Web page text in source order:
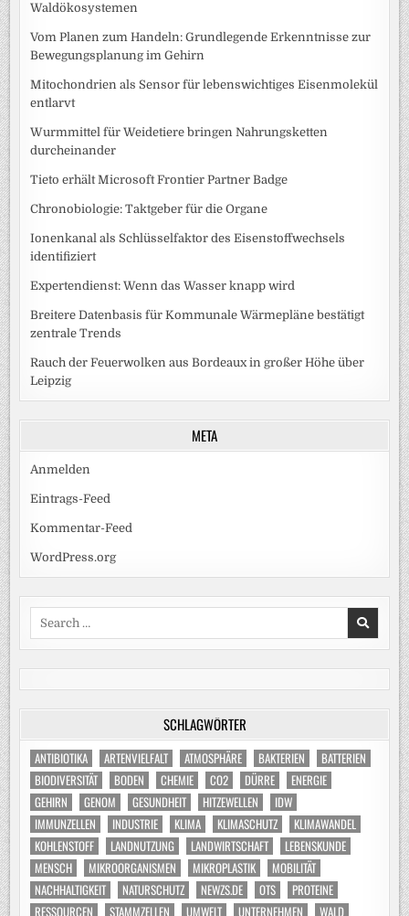
Waldökosystemen
Vom Planen zum Handeln: Grundlegende Erkenntnisse zur
Bewegungsplanung im Gehirn
Mitochondrien als Sensor für lebenswichtiges Eisenmolekül
entlarvt
Wurmmittel für Weidetiere bringen Nahrungsketten
durcheinander
Tieto erhält Microsoft Frontier Partner Badge
Chronobiologie: Taktgeber für die Organe
Ionenkanal als Schlüsselfaktor des Eisenstoffwechsels
identifiziert
Expertendienst: Wenn das Wasser knapp wird
Breitere Datenbasis für Kommunale Wärmepläne bestätigt
zentrale Trends
Rauch der Feuerwolken aus Bordeaux in großer Höhe über
Leipzig
META
Anmelden
Eintrags-Feed
Kommentar-Feed
WordPress.org
Search
SCHLAGWÖRTER
ANTIBIOTIKA ARTENVIELFALT ATMOSPHÄRE BAKTERIEN
BATTERIEN
BIODIVERSITÄT
BODEN CHEMIE CO2 DÜRRE
ENERGIE
GEHIRN
GENOM GESUNDHEIT HITZEWELLEN
IDW
IMMUNZELLEN
INDUSTRIE KLIMA KLIMASCHUTZ
KLIMAWANDEL
KOHLENSTOFF
LANDNUTZUNG LANDWIRTSCHAFT
LEBENSKUNDE
MENSCH
MIKROORGANISMEN MIKROPLASTIK
MOBILITÄT
NACHHALTIGKEIT
NATURSCHUTZ NEWZS.DE OTS
PROTEINE
RESSOURCEN
STAMMZELLEN UMWELT UNTERNEHMEN
WALD